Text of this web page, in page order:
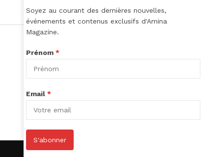
Soyez au courant des dernières nouvelles,
événements et contenus exclusifs d'Amina
Magazine.
Prénom *
Email *
S'abonner